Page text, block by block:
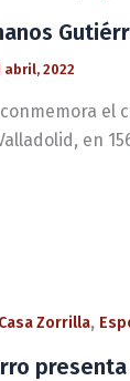
abril, 2022
conmemora
en
Casa Zorrilla,